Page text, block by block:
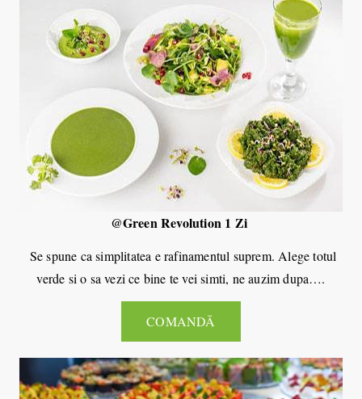
@Green Revolution 1 Zi
Se spune ca simplitatea e rafinamentul suprem. Alege totul
verde si o sa vezi ce bine te vei simti, ne auzim dupa….
COMANDĂ